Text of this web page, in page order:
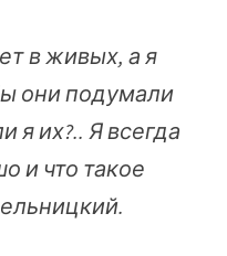
в живых, а я
они подумали
я их?.. Я всегда
и что такое